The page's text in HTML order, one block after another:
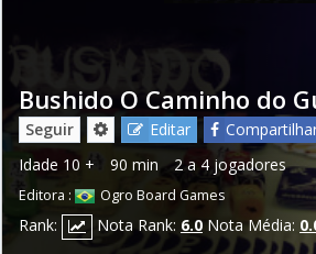
Bushido O Caminho do
Seguir Editar
Idade 10 + 90 min 2 a 4 jogadores
Editora : Ogro Board Games
Rank: Nota Rank: 6.0 Nota Média: